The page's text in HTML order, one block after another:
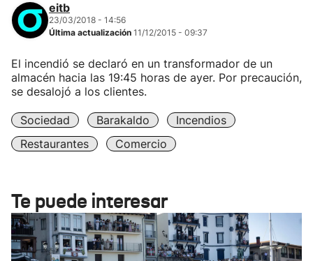
eitb
23/03/2018 - 14:56
Última actualización 11/12/2015 - 09:37
El incendió se declaró en un transformador de un
almacén hacia las 19:45 horas de ayer. Por precaución,
se desalojó a los clientes.
Sociedad Barakaldo
Incendios
Restaurantes
Comercio
Te puede interesar